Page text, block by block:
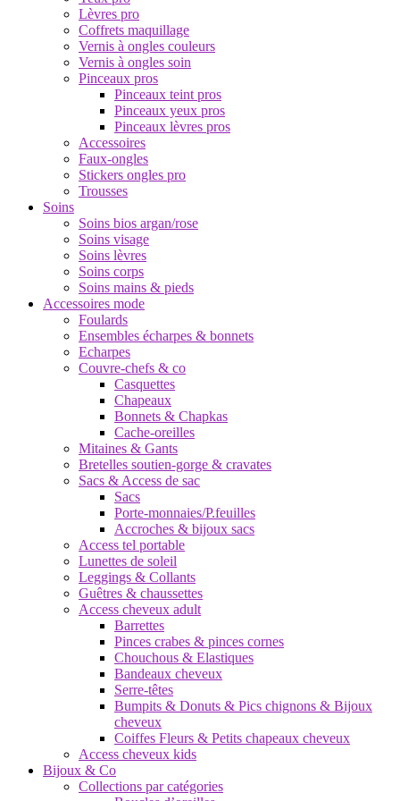
Lèvres pro
Coffrets maquillage
Vernis à ongles couleurs
Vernis à ongles soin
Pinceaux pros
Pinceaux teint pros
Pinceaux yeux pros
Pinceaux lèvres pros
Accessoires
Faux-ongles
Stickers ongles pro
Trousses
Soins
Soins bios argan/rose
Soins visage
Soins lèvres
Soins corps
Soins mains & pieds
Accessoires mode
Foulards
Ensembles écharpes & bonnets
Echarpes
Couvre-chefs & co
Casquettes
Chapeaux
Bonnets & Chapkas
Cache-oreilles
Mitaines & Gants
Bretelles soutien-gorge & cravates
Sacs & Access de sac
Sacs
Porte-monnaies/P.feuilles
Accroches & bijoux sacs
Access tel portable
Lunettes de soleil
Leggings & Collants
Guêtres & chaussettes
Access cheveux adult
Barrettes
Pinces crabes & pinces cornes
Chouchous & Elastiques
Bandeaux cheveux
Serre-têtes
Bumpits & Donuts & Pics chignons & Bijoux
cheveux
Coiffes Fleurs & Petits chapeaux cheveux
Access cheveux kids
Bijoux & Co
Collections par catégories